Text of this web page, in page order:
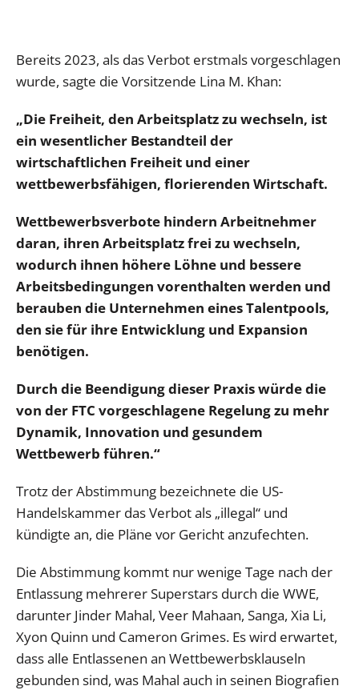
Bereits 2023, als das Verbot erstmals vorgeschlagen
wurde, sagte die Vorsitzende Lina M. Khan:
„Die Freiheit, den Arbeitsplatz zu wechseln, ist
ein wesentlicher Bestandteil der
wirtschaftlichen Freiheit und einer
wettbewerbsfähigen, florierenden Wirtschaft.
Wettbewerbsverbote hindern Arbeitnehmer
daran, ihren Arbeitsplatz frei zu wechseln,
wodurch ihnen höhere Löhne und bessere
Arbeitsbedingungen vorenthalten werden und
berauben die Unternehmen eines Talentpools,
den sie für ihre Entwicklung und Expansion
benötigen.
Durch die Beendigung dieser Praxis würde die
von der FTC vorgeschlagene Regelung zu mehr
Dynamik, Innovation und gesundem
Wettbewerb führen.“
Trotz der Abstimmung bezeichnete die US-
Handelskammer das Verbot als „illegal“ und
kündigte an, die Pläne vor Gericht anzufechten.
Die Abstimmung kommt nur wenige Tage nach der
Entlassung mehrerer Superstars durch die WWE,
darunter Jinder Mahal, Veer Mahaan, Sanga, Xia Li,
Xyon Quinn und Cameron Grimes. Es wird erwartet,
dass alle Entlassenen an Wettbewerbsklauseln
gebunden sind, was Mahal auch in seinen Biografien